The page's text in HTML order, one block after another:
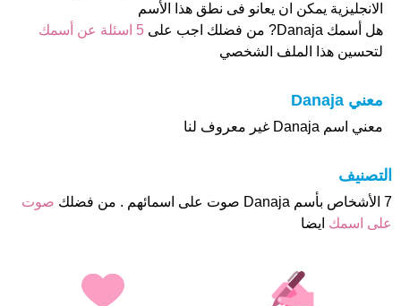
الانجليزية يمكن ان يعانو فى نطق هذا الأسم
هل أسمك Danaja? من فضلك اجب على
5 اسئلة عن أسمك
لتحسين هذا الملف الشخصي
معني Danaja
معني اسم Danaja غير معروف لنا
التصنيف
7 الأشخاص بأسم Danaja صوت على اسمائهم . من فضلك
صوت
على اسمك ايضا